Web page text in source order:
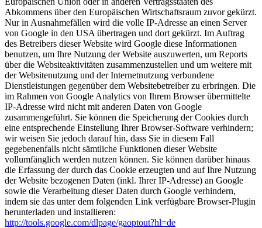
Abkommens über den Europäischen Wirtschaftsraum zuvor gekürzt.
Nur in Ausnahmefällen wird die volle IP-Adresse an einen Server
von Google in den USA übertragen und dort gekürzt. Im Auftrag
des Betreibers dieser Website wird Google diese Informationen
benutzen, um Ihre Nutzung der Website auszuwerten, um Reports
über die Websiteaktivitäten zusammenzustellen und um weitere mit
der Websitenutzung und der Internetnutzung verbundene
Dienstleistungen gegenüber dem Websitebetreiber zu erbringen. Die
im Rahmen von Google Analytics von Ihrem Browser übermittelte
IP-Adresse wird nicht mit anderen Daten von Google
zusammengeführt. Sie können die Speicherung der Cookies durch
eine entsprechende Einstellung Ihrer Browser-Software verhindern;
wir weisen Sie jedoch darauf hin, dass Sie in diesem Fall
gegebenenfalls nicht sämtliche Funktionen dieser Website
vollumfänglich werden nutzen können. Sie können darüber hinaus
die Erfassung der durch das Cookie erzeugten und auf Ihre Nutzung
der Website bezogenen Daten (inkl. Ihrer IP-Adresse) an Google
sowie die Verarbeitung dieser Daten durch Google verhindern,
indem sie das unter dem folgenden Link verfügbare Browser-Plugin
herunterladen und installieren:
http://tools.google.com/dlpage/gaoptout?hl=de